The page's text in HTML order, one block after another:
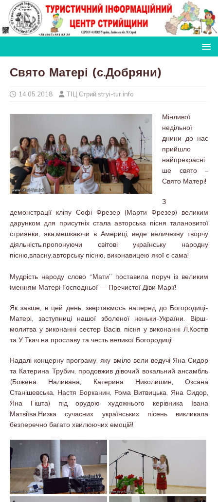
Свято Матері (с.Добряни)
14.05.2018 ТІЦ Стрий stryi-tur.info
Мінливої
недільної
днини до нас
прийшло
найпрекрасні
ше свято –
Свято Матері!
З
демонстрації кліпу Софі Фрезер (Марти Фрезер) великим
дарунком для присутніх стала авторська пісня талановитої
стриянки, яка,мешкаючи в Америці, веде величезну творчу
діяльність,пропонуючи світові українську народну
пісню,власну,авторську пісню, виконавицею якої є сама!
Мудрість народу слово “Мати” поставила поруч із великим
іменням Матері Господньої — Пречистої Діви Марії!
Як завше, в цей день, звертаємось наперед до Богородиці-
Матері, заступниці нашої зболеної неньки-України. Вірш-
молитва у виконанні сестер Васів, пісня у виконанні Л.Костів
та У Ткач на прославу та честь великої Богородиці!
Надалі концерну програму, яку вміло вели ведучі Яна Сидор
та Катерина Трубич, продовжив дівочий вокальний ансамбль
(Божена Наливана, Катерина Николишин, Оксана
Станішевська, Настя Борканин, Рома Витвицька, Яна Сидор,
Яна Гішта) під орудою художнього керівника Івана
Матвіїва.Низка сучасних українських пісень викликала
безперечно багато хвилюючих емоцій!